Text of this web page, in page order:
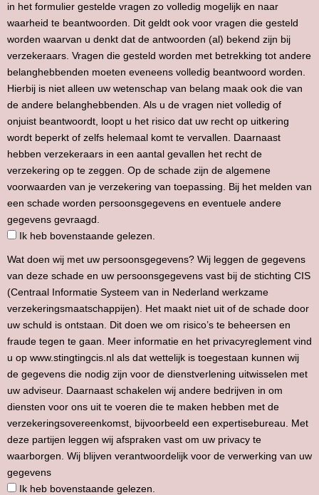
in het formulier gestelde vragen zo volledig mogelijk en naar
waarheid te beantwoorden. Dit geldt ook voor vragen die gesteld
worden waarvan u denkt dat de antwoorden (al) bekend zijn bij
verzekeraars. Vragen die gesteld worden met betrekking tot andere
belanghebbenden moeten eveneens volledig beantwoord worden.
Hierbij is niet alleen uw wetenschap van belang maak ook die van
de andere belanghebbenden. Als u de vragen niet volledig of
onjuist beantwoordt, loopt u het risico dat uw recht op uitkering
wordt beperkt of zelfs helemaal komt te vervallen. Daarnaast
hebben verzekeraars in een aantal gevallen het recht de
verzekering op te zeggen. Op de schade zijn de algemene
voorwaarden van je verzekering van toepassing. Bij het melden van
een schade worden persoonsgegevens en eventuele andere
gegevens gevraagd.
Ik heb bovenstaande gelezen.
Wat doen wij met uw persoonsgegevens? Wij leggen de gegevens
van deze schade en uw persoonsgegevens vast bij de stichting CIS
(Centraal Informatie Systeem van in Nederland werkzame
verzekeringsmaatschappijen). Het maakt niet uit of de schade door
uw schuld is ontstaan. Dit doen we om risico’s te beheersen en
fraude tegen te gaan. Meer informatie en het privacyreglement vind
u op www.stingtingcis.nl als dat wettelijk is toegestaan kunnen wij
de gegevens die nodig zijn voor de dienstverlening uitwisselen met
uw adviseur. Daarnaast schakelen wij andere bedrijven in om
diensten voor ons uit te voeren die te maken hebben met de
verzekeringsovereenkomst, bijvoorbeeld een expertisebureau. Met
deze partijen leggen wij afspraken vast om uw privacy te
waarborgen. Wij blijven verantwoordelijk voor de verwerking van uw
gegevens
Ik heb bovenstaande gelezen.